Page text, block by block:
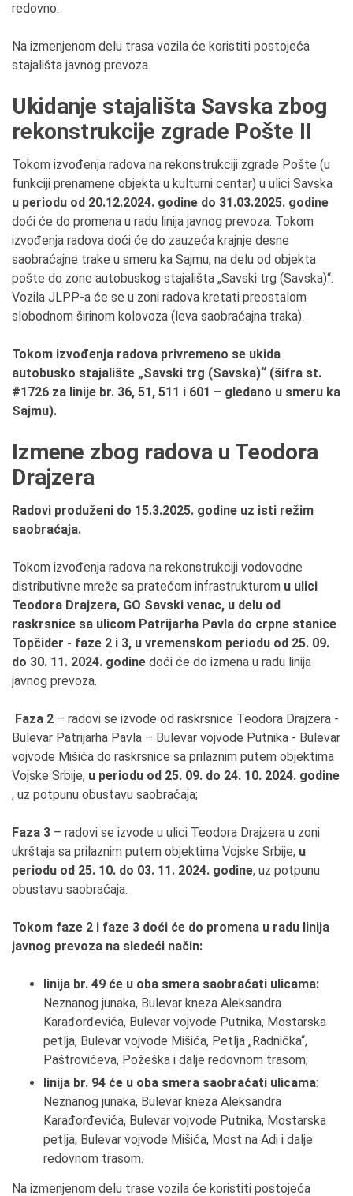
redovno.
Na izmenjenom delu trasa vozila će koristiti postojeća
stajališta javnog prevoza.
Ukidanje stajališta Savska zbog
rekonstrukcije zgrade Pošte II
Tokom izvođenja radova na rekonstrukciji zgrade Pošte (u
funkciji prenamene objekta u kulturni centar) u ulici Savska
u periodu od 20.12.2024. godine do 31.03.2025. godine
doći će do promena u radu linija javnog prevoza. Tokom
izvođenja radova doći će do zauzeća krajnje desne
saobraćajne trake u smeru ka Sajmu, na delu od objekta
pošte do zone autobuskog stajališta „Savski trg (Savska)“.
Vozila JLPP-a će se u zoni radova kretati preostalom
slobodnom širinom kolovoza (leva saobraćajna traka).
Tokom izvođenja radova privremeno se ukida
autobusko stajalište „Savski trg (Savska)“ (šifra st.
#1726 za linije br. 36, 51, 511 i 601 – gledano u smeru ka
Sajmu).
Izmene zbog radova u Teodora
Drajzera
Radovi produženi do 15.3.2025. godine uz isti režim
saobraćaja.
Tokom izvođenja radova na rekonstrukciji vodovodne
distributivne mreže sa pratećom infrastrukturom u ulici
Teodora Drajzera, GO Savski venac, u delu od
raskrsnice sa ulicom Patrijarha Pavla do crpne stanice
Topčider - faze 2 i 3, u vremenskom periodu od 25. 09.
do 30. 11. 2024. godine doći će do izmena u radu linija
javnog prevoza.
Faza 2 – radovi se izvode od raskrsnice Teodora Drajzera -
Bulevar Patrijarha Pavla – Bulevar vojvode Putnika - Bulevar
vojvode Mišića do raskrsnice sa prilaznim putem objektima
Vojske Srbije, u periodu od 25. 09. do 24. 10. 2024. godine
, uz potpunu obustavu saobraćaja;
Faza 3 – radovi se izvode u ulici Teodora Drajzera u zoni
ukrštaja sa prilaznim putem objektima Vojske Srbije, u
periodu od 25. 10. do 03. 11. 2024. godine, uz potpunu
obustavu saobraćaja.
Tokom faze 2 i faze 3 doći će do promena u radu linija
javnog prevoza na sledeći način:
linija br. 49 će u oba smera saobraćati ulicama:
Neznanog junaka, Bulevar kneza Aleksandra
Karađorđevića, Bulevar vojvode Putnika, Mostarska
petlja, Bulevar vojvode Mišića, Petlja „Radnička“,
Paštrovićeva, Požeška i dalje redovnom trasom;
linija br. 94 će u oba smera saobraćati ulicama:
Neznanog junaka, Bulevar kneza Aleksandra
Karađorđevića, Bulevar vojvode Putnika, Mostarska
petlja, Bulevar vojvode Mišića, Most na Adi i dalje
redovnom trasom.
Na izmenjenom delu trase vozila će koristiti postojeća